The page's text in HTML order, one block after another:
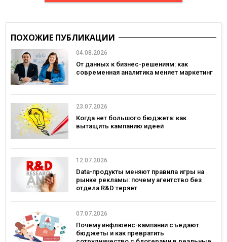
ПОХОЖИЕ ПУБЛИКАЦИИ
04.08.2026
От данных к бизнес-решениям: как
современная аналитика меняет маркетинг
23.07.2026
Когда нет большого бюджета: как
вытащить кампанию идеей
12.07.2026
Data-продукты меняют правила игры на
рынке рекламы: почему агентство без
отдела R&D теряет
07.07.2026
Почему инфлюенс-кампании съедают
бюджеты и как превратить